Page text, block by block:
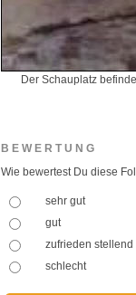
Der Schauplatz
BEWERTUNG
Wie bewertest Du diese
sehr gut
gut
zufrieden stellend
schlecht